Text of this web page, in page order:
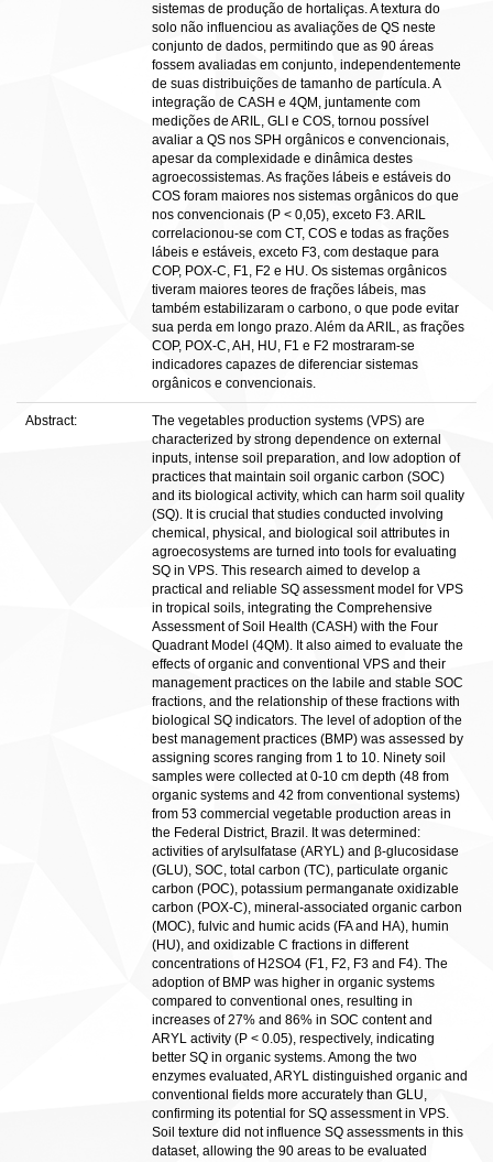
sistemas de produção de hortaliças. A textura do
solo não influenciou as avaliações de QS neste
conjunto de dados, permitindo que as 90 áreas
fossem avaliadas em conjunto, independentemente
de suas distribuições de tamanho de partícula. A
integração de CASH e 4QM, juntamente com
medições de ARIL, GLI e COS, tornou possível
avaliar a QS nos SPH orgânicos e convencionais,
apesar da complexidade e dinâmica destes
agroecossistemas. As frações lábeis e estáveis do
COS foram maiores nos sistemas orgânicos do que
nos convencionais (P < 0,05), exceto F3. ARIL
correlacionou-se com CT, COS e todas as frações
lábeis e estáveis, exceto F3, com destaque para
COP, POX-C, F1, F2 e HU. Os sistemas orgânicos
tiveram maiores teores de frações lábeis, mas
também estabilizaram o carbono, o que pode evitar
sua perda em longo prazo. Além da ARIL, as frações
COP, POX-C, AH, HU, F1 e F2 mostraram-se
indicadores capazes de diferenciar sistemas
orgânicos e convencionais.
Abstract:
The vegetables production systems (VPS) are
characterized by strong dependence on external
inputs, intense soil preparation, and low adoption of
practices that maintain soil organic carbon (SOC)
and its biological activity, which can harm soil quality
(SQ). It is crucial that studies conducted involving
chemical, physical, and biological soil attributes in
agroecosystems are turned into tools for evaluating
SQ in VPS. This research aimed to develop a
practical and reliable SQ assessment model for VPS
in tropical soils, integrating the Comprehensive
Assessment of Soil Health (CASH) with the Four
Quadrant Model (4QM). It also aimed to evaluate the
effects of organic and conventional VPS and their
management practices on the labile and stable SOC
fractions, and the relationship of these fractions with
biological SQ indicators. The level of adoption of the
best management practices (BMP) was assessed by
assigning scores ranging from 1 to 10. Ninety soil
samples were collected at 0-10 cm depth (48 from
organic systems and 42 from conventional systems)
from 53 commercial vegetable production areas in
the Federal District, Brazil. It was determined:
activities of arylsulfatase (ARYL) and β-glucosidase
(GLU), SOC, total carbon (TC), particulate organic
carbon (POC), potassium permanganate oxidizable
carbon (POX-C), mineral-associated organic carbon
(MOC), fulvic and humic acids (FA and HA), humin
(HU), and oxidizable C fractions in different
concentrations of H2SO4 (F1, F2, F3 and F4). The
adoption of BMP was higher in organic systems
compared to conventional ones, resulting in
increases of 27% and 86% in SOC content and
ARYL activity (P < 0.05), respectively, indicating
better SQ in organic systems. Among the two
enzymes evaluated, ARYL distinguished organic and
conventional fields more accurately than GLU,
confirming its potential for SQ assessment in VPS.
Soil texture did not influence SQ assessments in this
dataset, allowing the 90 areas to be evaluated